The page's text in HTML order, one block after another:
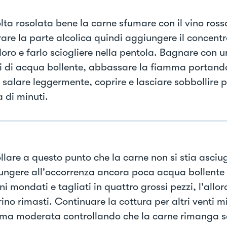
rosolata bene la carne sfumare con il vino
la parte alcolica quindi aggiungere il
e farlo sciogliere nella pentola. Bagnare con
di acqua bollente, abbassare la fiamma
leggermente, coprire e lasciare sobbollire
di minuti.
a questo punto che la carne non si stia
all'occorrenza ancora poca acqua
mondati e tagliati in quattro grossi pezzi,
rimasti. Continuare la cottura per altri venti
moderata controllando che la carne rimanga